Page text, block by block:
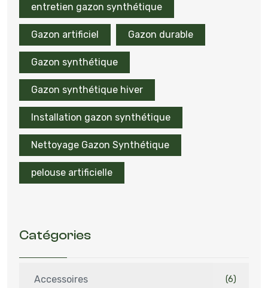
entretien gazon synthétique
Gazon artificiel Gazon durable
Gazon synthétique
Gazon synthétique hiver
Installation gazon synthétique
Nettoyage Gazon Synthétique
pelouse artificielle
Catégories
Accessoires (6)